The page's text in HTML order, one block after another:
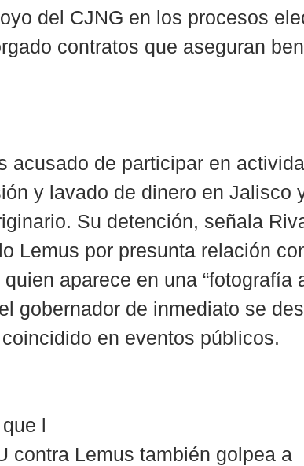
del CJNG en los procesos
contratos que aseguran
acusado de participar en
y lavado de dinero en Jalisco
Su detención, señala
Lemus por presunta relación
aparece en una “fotografía
gobernador de inmediato se
en eventos públicos.
l
contra Lemus también golpea a